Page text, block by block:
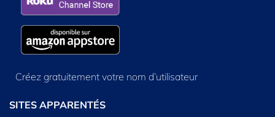
Créez gratuitement votre nom d’utilisateur
SITES APPARENTÉS